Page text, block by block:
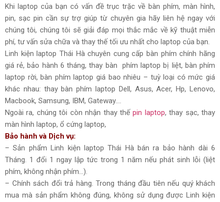
Khi laptop của bạn có vấn đề trục trặc về bàn phím, màn hình,
pin, sạc pin cần sự trợ giúp từ chuyên gia hãy liên hệ ngay với
chúng tôi, chúng tôi sẽ giải đáp mọi thắc mắc về kỹ thuật miễn
phí, tư vấn sửa chữa và thay thế tối ưu nhất cho laptop của bạn.
Linh kiện laptop Thái Hà chuyên cung cấp bàn phím chính hãng
giá rẻ, bảo hành 6 tháng, thay bàn phím laptop bị liệt, bàn phím
laptop rời, bàn phím laptop giá bao nhiêu – tuỳ loại có mức giá
khác nhau: thay bàn phím laptop Dell, Asus, Acer, Hp, Lenovo,
Macbook, Samsung, IBM, Gateway….
Ngoài ra, chúng tôi còn nhận thay thếpin laptop, thay sạc, thay
màn hình laptop, ổ cứng laptop,
Bảo hành và Dịch vụ:
– Sản phẩm Linh kiện laptop Thái Hà bán ra bảo hành dài 6
Tháng. 1 đổi 1 ngay lập tức trong 1 năm nếu phát sinh lỗi (liệt
phím, không nhận phím…).
– Chính sách đổi trả hàng. Trong tháng đầu tiên nếu quý khách
mua mà sản phẩm không đúng, không sử dụng được Linh kiện